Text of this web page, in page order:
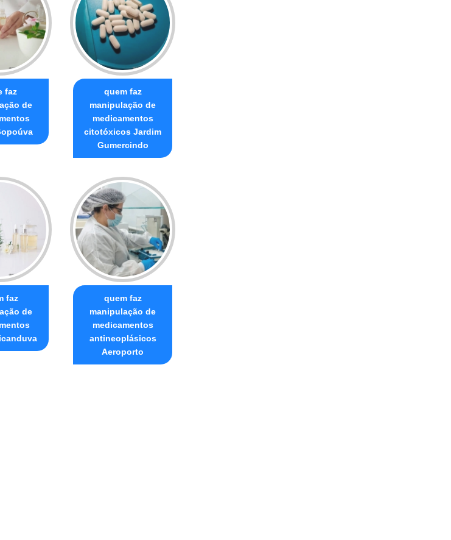
faz
de
quem faz
manipulação de
medicamentos
citotóxicos Jardim
Gumercindo
faz
de
quem faz
manipulação de
medicamentos
antineoplásicos
Aeroporto